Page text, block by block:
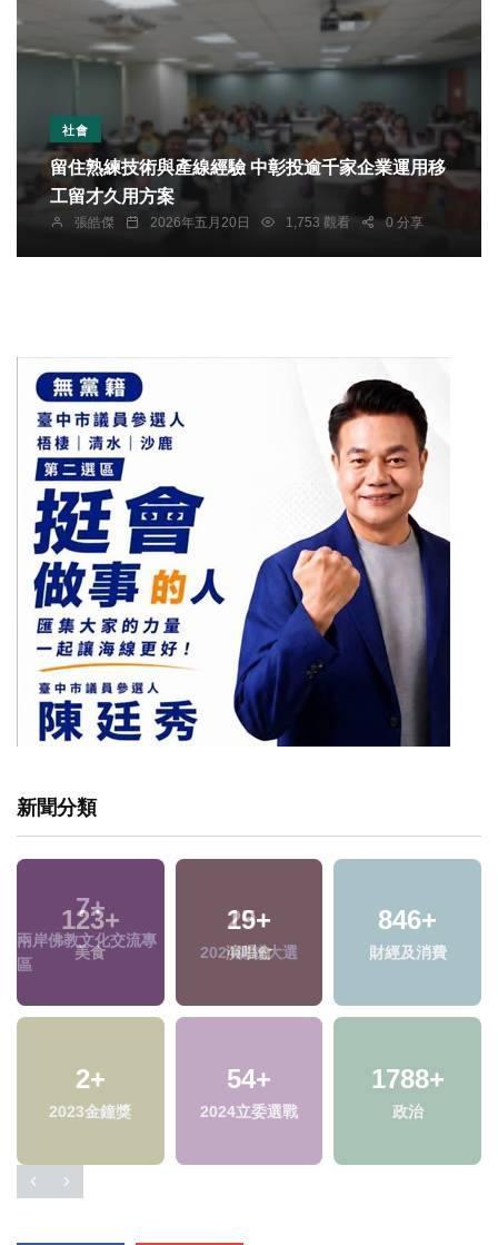
社會
留住熟練技術與產線經驗 中彰投逾千家企業運用移
工留才久用方案
張皓傑 2026年五月20日 1,753 觀看 0 分享
新聞分類
123+
美食
19+
演唱會